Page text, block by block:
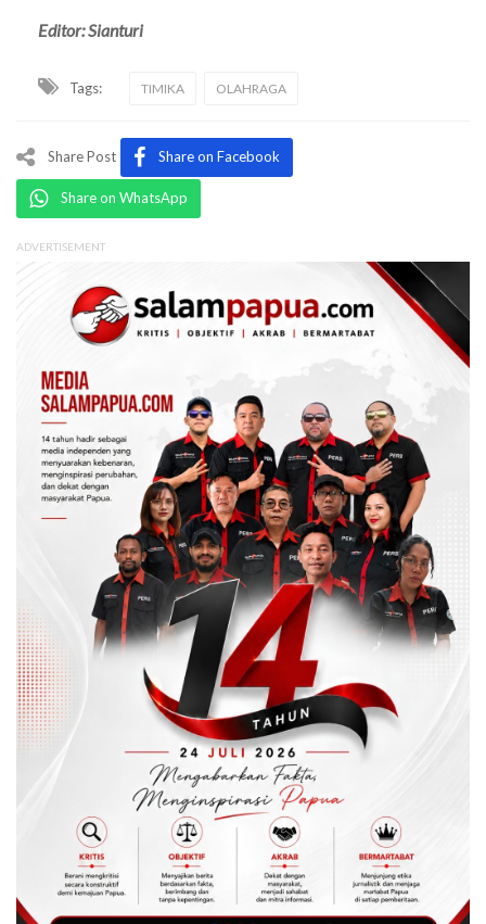
Editor: Sianturi
Tags: TIMIKA OLAHRAGA
Share Post Share on Facebook
Share on WhatsApp
ADVERTISEMENT